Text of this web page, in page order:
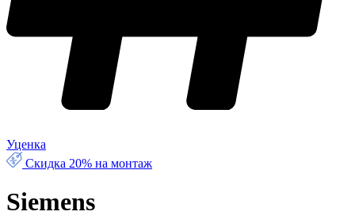
Уценка
Скидка 20% на монтаж
Siemens